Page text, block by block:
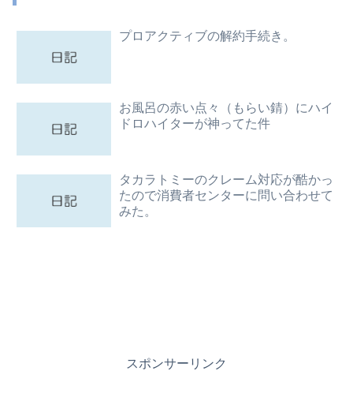
プロアクティブの解約手続き。
お風呂の赤い点々（もらい錆）にハイ
ドロハイターが神ってた件
タカラトミーのクレーム対応が酷かっ
たので消費者センターに問い合わせて
みた。
スポンサーリンク